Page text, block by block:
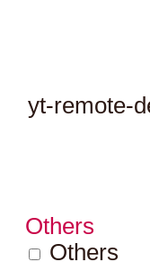
yt-remote-
Others
Others